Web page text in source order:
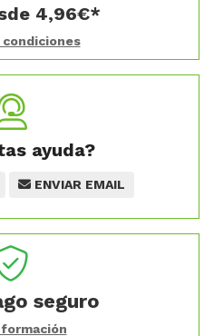
4,96€*
ayuda?
ENVIAR EMAIL
seguro